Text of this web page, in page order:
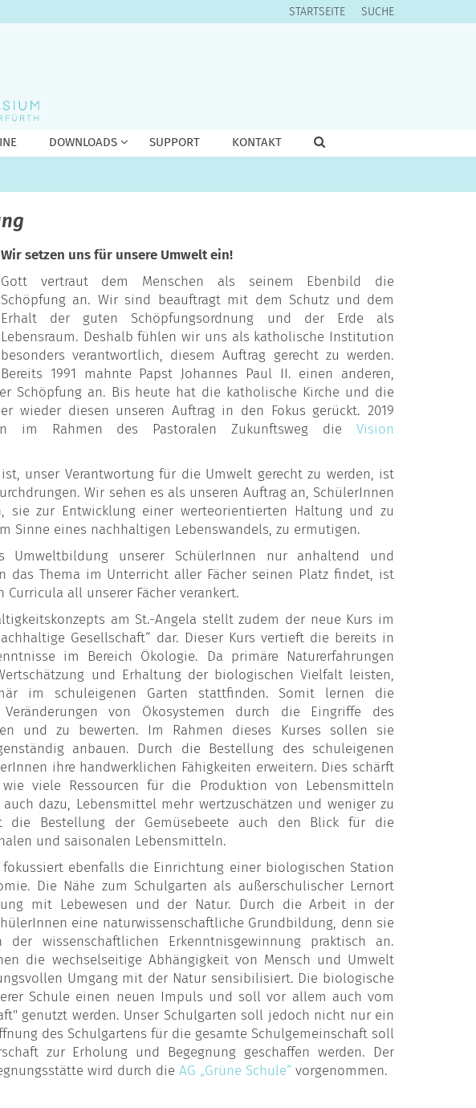
STARTSEITE SUCHE
DOWNLOADS SUPPORT KONTAKT
Wir setzen uns für unsere Umwelt ein!
Gott vertraut dem Menschen als seinem Ebenbild die
Schöpfung an. Wir sind beauftragt mit dem Schutz und dem
Erhalt der guten Schöpfungsordnung und der Erde als
Lebensraum. Deshalb fühlen wir uns als katholische Institution
besonders verantwortlich, diesem Auftrag gerecht zu werden.
Bereits 1991 mahnte Papst Johannes Paul II. einen anderen,
Schöpfung an. Bis heute hat die katholische Kirche und die
wieder diesen unseren Auftrag in den Fokus gerückt. 2019
im Rahmen des Pastoralen Zukunftsweg die Vision
unser Verantwortung für die Umwelt gerecht zu werden, ist
Wir sehen es als unseren Auftrag an, SchülerInnen
sie zur Entwicklung einer werteorientierten Haltung und zu
Sinne eines nachhaltigen Lebenswandels, zu ermutigen.
unserer SchülerInnen nur anhaltend und
das Thema im Unterricht aller Fächer seinen Platz findet, ist
all unserer Fächer verankert.
am St.-Angela stellt zudem der neue Kurs im
Gesellschaft“ dar. Dieser Kurs vertieft die bereits in
im Bereich Ökologie. Da primäre Naturerfahrungen
und Erhaltung der biologischen Vielfalt leisten,
im schuleigenen Garten stattfinden. Somit lernen die
von Ökosystemen durch die Eingriffe des
und zu bewerten. Im Rahmen dieses Kurses sollen sie
anbauen. Durch die Bestellung des schuleigenen
ihre handwerklichen Fähigkeiten erweitern. Dies schärft
viele Ressourcen für die Produktion von Lebensmitteln
dazu, Lebensmittel mehr wertzuschätzen und weniger zu
die Bestellung der Gemüsebeete auch den Blick für die
und saisonalen Lebensmitteln.
fokussiert ebenfalls die Einrichtung einer biologischen Station
Die Nähe zum Schulgarten als außerschulischer Lernort
mit Lebewesen und der Natur. Durch die Arbeit in der
eine naturwissenschaftliche Grundbildung, denn sie
der wissenschaftlichen Erkenntnisgewinnung praktisch an.
die wechselseitige Abhängigkeit von Mensch und Umwelt
Umgang mit der Natur sensibilisiert. Die biologische
Schule einen neuen Impuls und soll vor allem auch vom
genutzt werden. Unser Schulgarten soll jedoch nicht nur ein
des Schulgartens für die gesamte Schulgemeinschaft soll
zur Erholung und Begegnung geschaffen werden. Der
wird durch die AG „Grüne Schule“ vorgenommen.